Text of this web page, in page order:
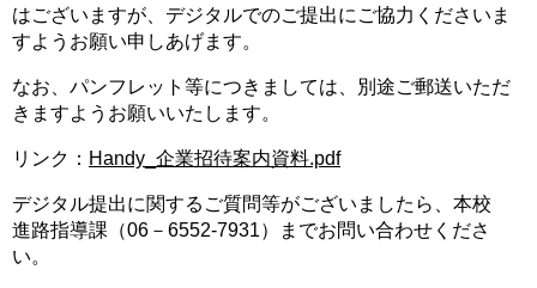
はございますが、デジタルでのご提出にご協力くださいま
すようお願い申しあげます。
なお、パンフレット等につきましては、別途ご郵送いただ
きますようお願いいたします。
リンク： Handy_企業招待案内資料.pdf
デジタル提出に関するご質問等がございましたら、本校
進路指導課（06－6552-7931）までお問い合わせくださ
い。